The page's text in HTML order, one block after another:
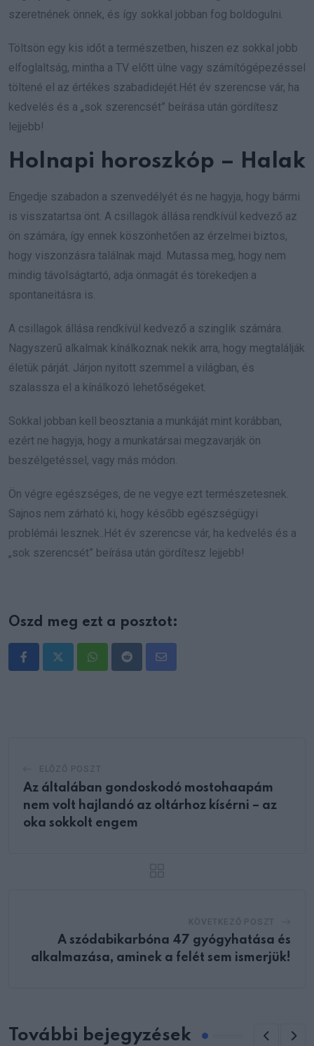
szeretnének önnek, és így sokkal jobban fog boldogulni.
Töltsön egy kis időt a természetben, hiszen ez sokkal jobb
elfoglaltság, mintha a TV előtt ülne vagy számítógépezéssel
töltené el az értékes szabadidejét.Hét év szerencse vár, ha
kedvelés és a „sok szerencsét” beírása után gördítesz
lejjebb!
Holnapi horoszkóp – Halak
Engedje szabadon a szenvedélyét és ne hagyja, hogy bármi
is visszatartsa önt. A csillagok állása rendkívül kedvező az
ön számára, így ennek köszönhetően az érzelmei biztos,
hogy viszonzásra találnak majd. Mutassa meg, hogy nem
mindig távolságtartó, adja önmagát és törekedjen a
spontaneitásra is.
A csillagok állása rendkívül kedvező a szinglik számára.
Nagyszerű alkalmak kínálkoznak nekik arra, hogy megtalálják
életük párját. Járjon nyitott szemmel a világban, és
szalassza el a kínálkozó lehetőségeket.
Sokkal jobban kell beosztania a munkáját mint korábban,
ezért ne hagyja, hogy a munkatársai megzavarják ön
beszélgetéssel, vagy más módon.
Ön végre egészséges, de ne vegye ezt természetesnek.
Sajnos nem zárható ki, hogy később egészségügyi
problémái lesznek..Hét év szerencse vár, ha kedvelés és a
„sok szerencsét” beírása után gördítesz lejjebb!
Oszd meg ezt a posztot:
WhatsappRedditShare
Az általában gondoskodó mostohaapám
nem volt hajlandó az oltárhoz kísérni – az
oka sokkolt engem
A szódabikarbóna 47 gyógyhatása és
alkalmazása, aminek a felét sem ismerjük!
További bejegyzések